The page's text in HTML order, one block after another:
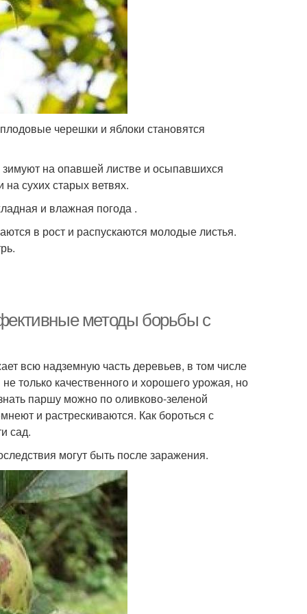
черешки и яблоки становятся
на опавшей листве и осыпавшихся
сухих старых ветвях.
и влажная погода .
в рост и распускаются молодые листья.
методы борьбы с
всю надземную часть деревьев, в том числе
только качественного и хорошего урожая, но
паршу можно по оливково-зеленой
и растрескиваются. Как бороться с
сад.
могут быть после заражения.